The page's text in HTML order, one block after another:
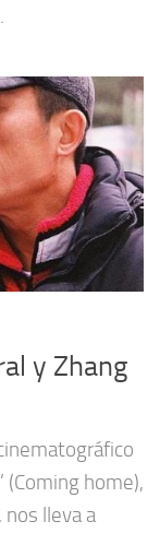
y Zhang
(Coming home),
nos lleva a